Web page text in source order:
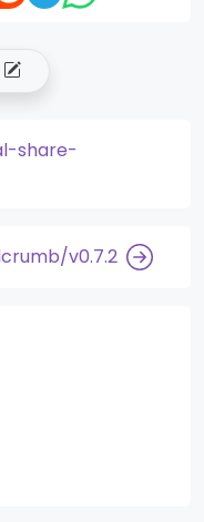
share-
v0.7.2